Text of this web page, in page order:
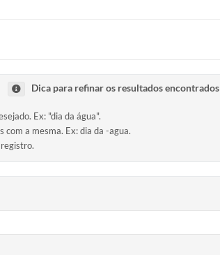
Dica para refinar os resultados encontrados
Ex: "dia da água".
a mesma. Ex: dia da -agua.